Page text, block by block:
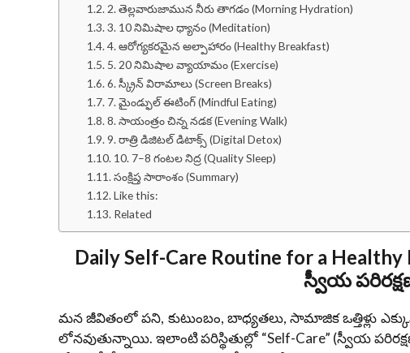
2. తెల్లవారుజామున నీరు తాగడం (Morning Hydration)
3. 10 నిమిషాల ధ్యానం (Meditation)
4. ఆరోగ్యకరమైన అల్పాహారం (Healthy Breakfast)
5. 20 నిమిషాల వ్యాయామం (Exercise)
6. స్క్రీన్ విరామాలు (Screen Breaks)
7. మైండ్ఫుల్ ఈటింగ్ (Mindful Eating)
8. సాయంత్రం చిన్న నడక (Evening Walk)
9. రాత్రి డిజిటల్ డిటాక్స్ (Digital Detox)
10. 7–8 గంటల నిద్ర (Quality Sleep)
సంక్షిప్త సారాంశం (Summary)
Like this:
Related
Daily Self-Care Routine for a
స్వీయ
మన జీవితంలో పని, కుటుంబం, బాధ్యతలు, సామాజిక ఒత్తిళ్లు
లోనవుతున్నాయి. ఇలాంటి పరిస్థితుల్లో “Self-Care” (స్వీయ